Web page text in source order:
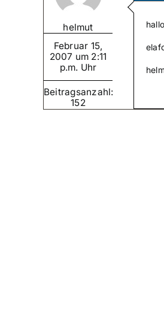
helmut
Februar 15,
2007 um 2:11
p.m. Uhr
Beitragsanzahl:
152